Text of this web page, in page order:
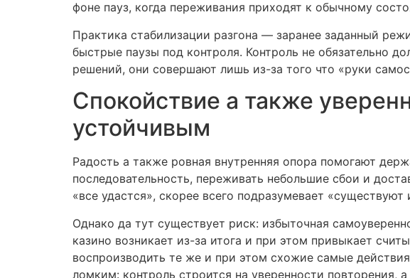
фоне пауз, когда переживания приходят к обычному
Практика стабилизации разгона — заранее заданный
быстрые паузы под контроля. Контроль не обязательно
решений, они совершают лишь из-за того что «руки
Спокойствие а также
устойчивым
Радость а также ровная внутренняя опора помогают
последовательность, переживать небольшие сбои и
«все удастся», скорее всего подразумевает
Однако да тут существует риск: избыточная
казино возникает из-за итога и при этом привыкает
воспроизводить те же и при этом схожие самые
ломким: контроль строится на уверенности повторения, а